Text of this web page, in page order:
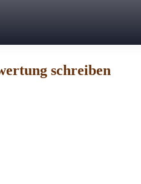
schreiben